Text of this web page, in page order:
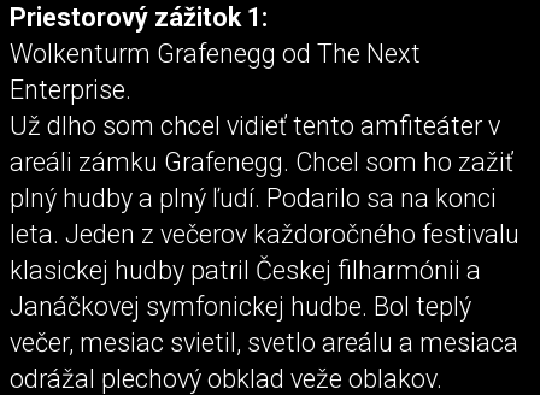
Priestorový zážitok 1:
Wolkenturm Grafenegg od The Next
Enterprise.
Už dlho som chcel vidieť tento amfiteáter v
areáli zámku Grafenegg. Chcel som ho zažiť
plný hudby a plný ľudí. Podarilo sa na konci
leta. Jeden z večerov každoročného festivalu
klasickej hudby patril Českej filharmónii a
Janáčkovej symfonickej hudbe. Bol teplý
večer, mesiac svietil, svetlo areálu a mesiaca
odrážal plechový obklad veže oblakov.